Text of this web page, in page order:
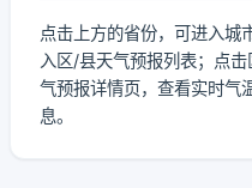
点击上方的省份，可进入城
入区/县天气预报列表；点
气预报详情页，查看实时气
息。